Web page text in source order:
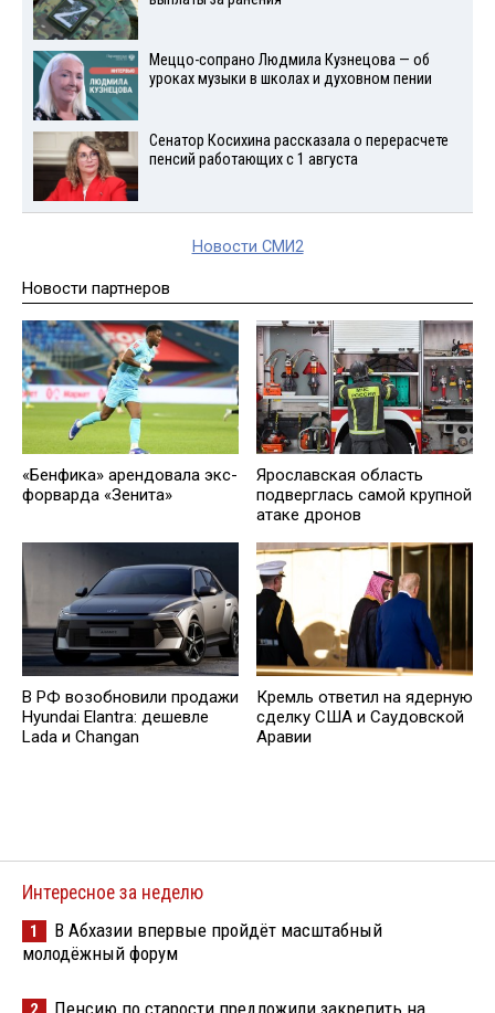
Меццо-сопрано Людмила Кузнецова — об
уроках музыки в школах и духовном пении
Сенатор Косихина рассказала о перерасчете
пенсий работающих с 1 августа
Новости СМИ2
Новости партнеров
«Бенфика» арендовала экс-
форварда «Зенита»
Ярославская область
подверглась самой крупной
атаке дронов
В РФ возобновили продажи
Hyundai Elantra: дешевле
Lada и Changan
Кремль ответил на ядерную
сделку США и Саудовской
Аравии
Интересное за неделю
1
В Абхазии впервые пройдёт масштабный
молодёжный форум
Пенсию по старости предложили закрепить на